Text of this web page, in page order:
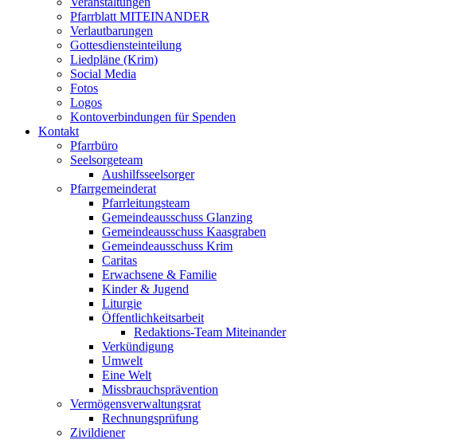
Pfarrblatt MITEINANDER
Verlautbarungen
Gottesdiensteinteilung
Liedpläne (Krim)
Social Media
Fotos
Logos
Kontoverbindungen für Spenden
Kontakt
Pfarrbüro
Seelsorgeteam
Aushilfsseelsorger
Pfarrgemeinderat
Pfarrleitungsteam
Gemeindeausschuss Glanzing
Gemeindeausschuss Kaasgraben
Gemeindeausschuss Krim
Caritas
Erwachsene & Familie
Kinder & Jugend
Liturgie
Öffentlichkeitsarbeit
Redaktions-Team Miteinander
Verkündigung
Umwelt
Eine Welt
Missbrauchsprävention
Vermögensverwaltungsrat
Rechnungsprüfung
Zivildiener